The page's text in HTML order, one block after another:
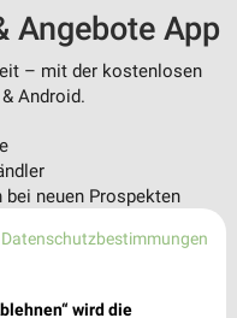
Angebote App
– mit der kostenlosen
Android.
bei neuen Prospekten
Datenschutzbestimmungen
wird die